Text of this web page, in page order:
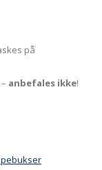
på
anbefales ikke!